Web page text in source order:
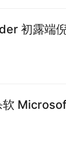
初露端
软